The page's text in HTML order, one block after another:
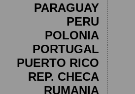
PARAGUAY
PERU
POLONIA
PORTUGAL
PUERTO RICO
REP. CHECA
RUMANIA